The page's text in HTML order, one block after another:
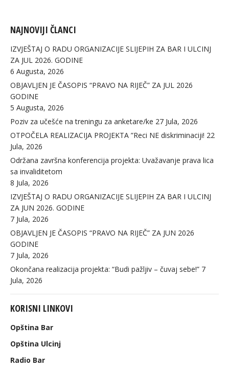
NAJNOVIJI ČLANCI
IZVJEŠTAJ O RADU ORGANIZACIJE SLIJEPIH ZA BAR I ULCINJ
ZA JUL 2026. GODINE
6 Augusta, 2026
OBJAVLJEN JE ČASOPIS “PRAVO NA RIJEČ” ZA JUL 2026
GODINE
5 Augusta, 2026
Poziv za učešće na treningu za anketare/ke 27 Jula, 2026
OTPOČELA REALIZACIJA PROJEKTA ”Reci NE diskriminaciji! 22
Jula, 2026
Održana završna konferencija projekta: Uvažavanje prava lica
sa invaliditetom
8 Jula, 2026
IZVJEŠTAJ O RADU ORGANIZACIJE SLIJEPIH ZA BAR I ULCINJ
ZA JUN 2026. GODINE
7 Jula, 2026
OBJAVLJEN JE ČASOPIS “PRAVO NA RIJEČ” ZA JUN 2026
GODINE
7 Jula, 2026
Okončana realizacija projekta: “Budi pažljiv – čuvaj sebe!” 7
Jula, 2026
KORISNI LINKOVI
Opština Bar
Opština Ulcinj
Radio Bar